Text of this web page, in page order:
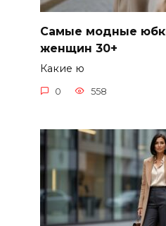
Самые модные
женщин 30+
Какие ю
0 558